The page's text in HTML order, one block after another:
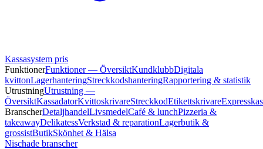
Kassasystem pris
FunktionerFunktioner — ÖversiktKundklubbDigitala
kvittonLagerhanteringStreckkodshanteringRapportering & statistik
UtrustningUtrustning —
ÖversiktKassadatorKvittoskrivareStreckkodEtikettskrivare
BranscherDetaljhandelLivsmedelCafé & lunchPizzeria &
takeawayDelikatessVerkstad & reparationLagerbutik &
grossistButikSkönhet & Hälsa
Nischade branscher